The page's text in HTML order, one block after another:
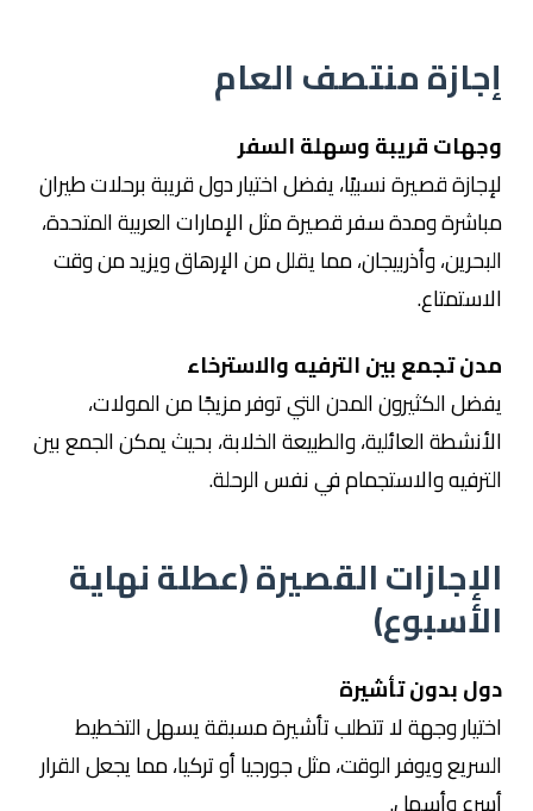
إجازة منتصف العام
وجهات قريبة وسهلة السفر
لإجازة قصيرة نسبيًا، يفضل اختيار دول قريبة برحلات طيران
مباشرة ومدة سفر قصيرة مثلالإمارات العربية المتحدة،
البحرين، وأذربيجان، مما يقلل من الإرهاق ويزيد من وقت
الاستمتاع.
مدن تجمع بين الترفيه والاسترخاء
يفضل الكثيرون المدن التي توفر مزيجًا من المولات،
الأنشطة العائلية، والطبيعة الخلابة، بحيث يمكن الجمع بين
الترفيه والاستجمام في نفس الرحلة.
الإجازات القصيرة (عطلة نهاية
الأسبوع)
دول بدون تأشيرة
اختيار وجهة لا تتطلب تأشيرة مسبقة يسهل التخطيط
السريع ويوفر الوقت، مثلجورجياأوتركيا، مما يجعل القرار